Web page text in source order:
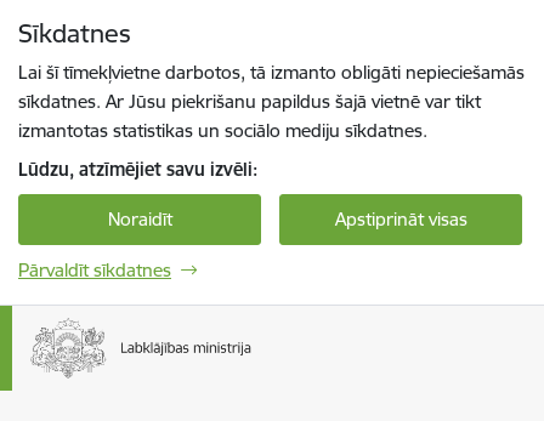
Sīkdatnes
Lai šī tīmekļvietne darbotos, tā izmanto obligāti nepieciešamās
sīkdatnes. Ar Jūsu piekrišanu papildus šajā vietnē var tikt
izmantotas statistikas un sociālo mediju sīkdatnes.
Lūdzu, atzīmējiet savu izvēli:
Noraidīt Apstiprināt visas
Pārvaldīt sīkdatnes